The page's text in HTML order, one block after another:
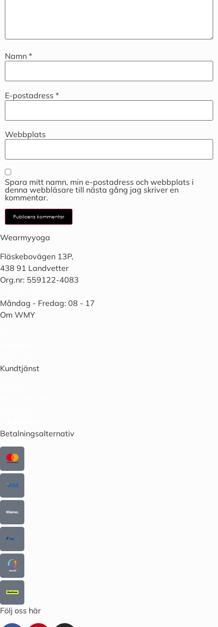
Namn *
E-postadress *
Webbplats
Spara mitt namn, min e-postadress och webbplats i
denna webbläsare till nästa gång jag skriver en
kommentar.
Wearmyyoga
Fläskebovägen 13P,
438 91 Landvetter
Org.nr: 559122-4083
Måndag - Fredag: 08 - 17
Om WMY
Kundtjänst
Betalningsalternativ
Följ oss här